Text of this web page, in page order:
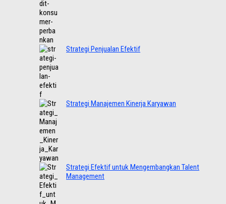
Strategi Penjualan Efektif
Strategi Manajemen Kinerja Karyawan
Strategi Efektif untuk Mengembangkan Talent
Management